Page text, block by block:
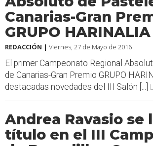
Canarias-Gran
GRUPO HARINALIA
REDACCIÓN | Viernes, 27 de Mayo de 2016
El primer Campeonato Regional
de Canarias-Gran Premio GRUPO
destacadas novedades del III Salón [...]
Andrea Ravasio se
título en el III